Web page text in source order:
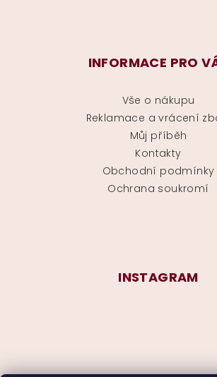
INFORMACE PRO
Vše o nákupu
Reklamace a vrácení
Můj příběh
Kontakty
Obchodní podmínky
Ochrana soukromí
INSTAGRAM